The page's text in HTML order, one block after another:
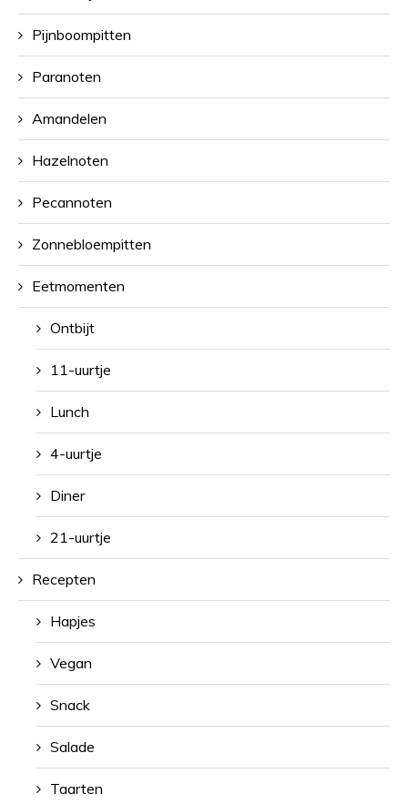
Pijnboompitten
Paranoten
Amandelen
Hazelnoten
Pecannoten
Zonnebloempitten
Eetmomenten
Ontbijt
11-uurtje
Lunch
4-uurtje
Diner
21-uurtje
Recepten
Hapjes
Vegan
Snack
Salade
Taarten